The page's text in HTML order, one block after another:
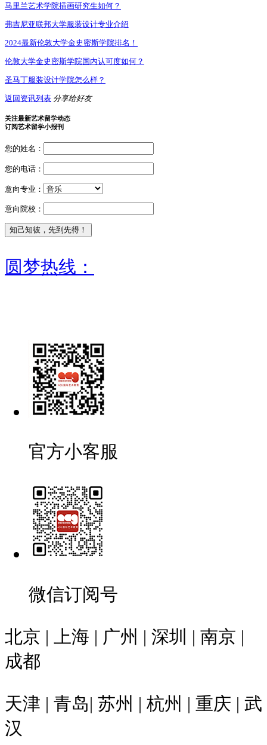
马里兰艺术学院插画研究生如何？
弗吉尼亚联邦大学服装设计专业介绍
2024最新伦敦大学金史密斯学院排名！
伦敦大学金史密斯学院国内认可度如何？
圣马丁服装设计学院怎么样？
返回资讯列表 分享给好友
关注最新艺术留学动态
订阅艺术留学小报刊
您的姓名：
您的电话：
意向专业：
意向院校：
圆梦热线：
官方小客服
微信订阅号
北京 | 上海 | 广州 | 深圳 | 南京 |
成都
天津 | 青岛| 苏州 | 杭州 | 重庆 | 武
汉